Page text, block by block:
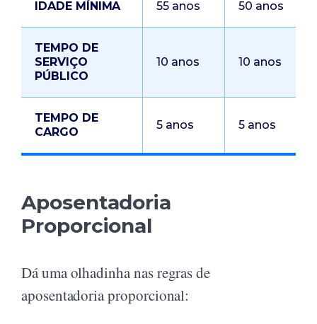
IDADE MÍNIMA 55 anos 50 anos
TEMPO DE
SERVIÇO
PÚBLICO
10 anos 10 anos
TEMPO DE
CARGO
5 anos 5 anos
Aposentadoria
Proporcional
Dá uma olhadinha nas regras de
aposentadoria proporcional: